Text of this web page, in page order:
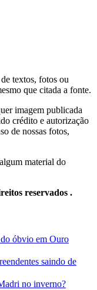
textos, fotos ou
que citada a fonte.
imagem publicada
crédito e autorização
de nossas fotos,
material do
reservados .
óbvio em Ouro
saindo de
no inverno?